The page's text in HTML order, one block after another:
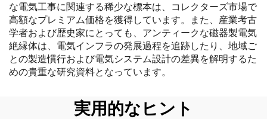
な電気工事に関連する稀少な標本は、コレクターズ市場で
高額なプレミアム価格を獲得しています。また、産業考古
学者および歴史家にとっても、アンティークな磁器製電気
絶縁体は、電気インフラの発展過程を追跡したり、地域ご
との製造慣行および電気システム設計の差異を解明するた
めの貴重な研究資料となっています。
実用的なヒント